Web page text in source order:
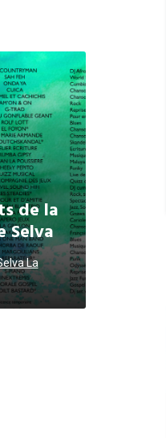
de la
Selva
La